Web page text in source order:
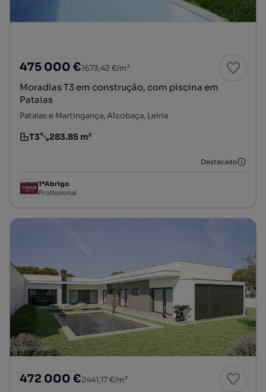
475 000 €1673,42 €/m²
Moradias T3 em construção, com piscina em
Pataias
Pataias e Martingança, Alcobaça, Leiria
Tipologia
T3
Preço por metro quadrado
283.85 m²
Destacado
1ºAbrigo
Profissional
472 000 €2441,17 €/m²